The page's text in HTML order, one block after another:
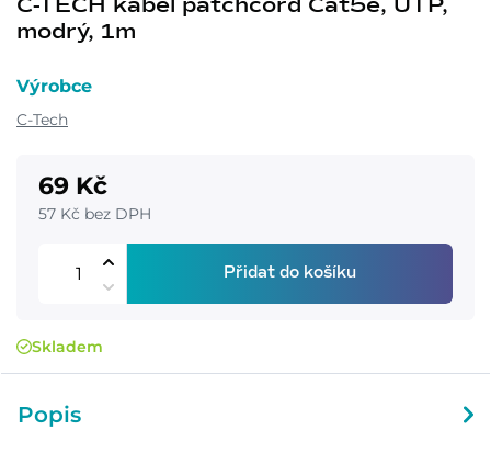
C-TECH kabel patchcord Cat5e, UTP,
modrý, 1m
Výrobce
C-Tech
69 Kč
57 Kč bez DPH
Přidat do košíku
Skladem
Popis